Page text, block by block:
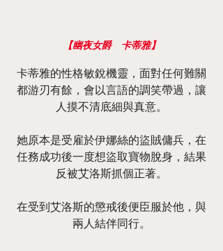
【幽夜女爵　卡蒂雅】
卡蒂雅的性格敏銳機靈，面對任何難關
都游刃有餘，會以言語的調笑帶過，讓
人摸不清底細與真意。
她原本是受雇於伊娜絲的盜賊傭兵，在
任務成功後一度想盜取寶物脫身，結果
反被艾洛斯抓個正著。
在受到艾洛斯的懲戒後便臣服於他，與
兩人結伴同行。